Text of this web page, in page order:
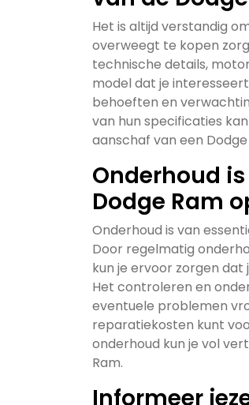
Het is altijd verstandig
overweegt te kopen
technische details,
model dat je
behoeften en
van hun specificaties
aanschaf van een Dodge
Onderhoud
Dodge Ram
Onderhoud is van
Door regelmatig
kun je ervoor zorgen
Het controleren en
eventuele problemen
reparatiekosten kunt
onderhoud kun je vol
Ram.
Informeer